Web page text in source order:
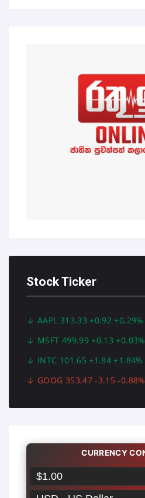
Stock Ticker
AAPL 313.33 +0.92 +0.29%
MSFT 499.99 +0.13 +0.03%
INTC 101.65 +1.84 +1.84%
GOOG 353.47 -3.15 -0.88%